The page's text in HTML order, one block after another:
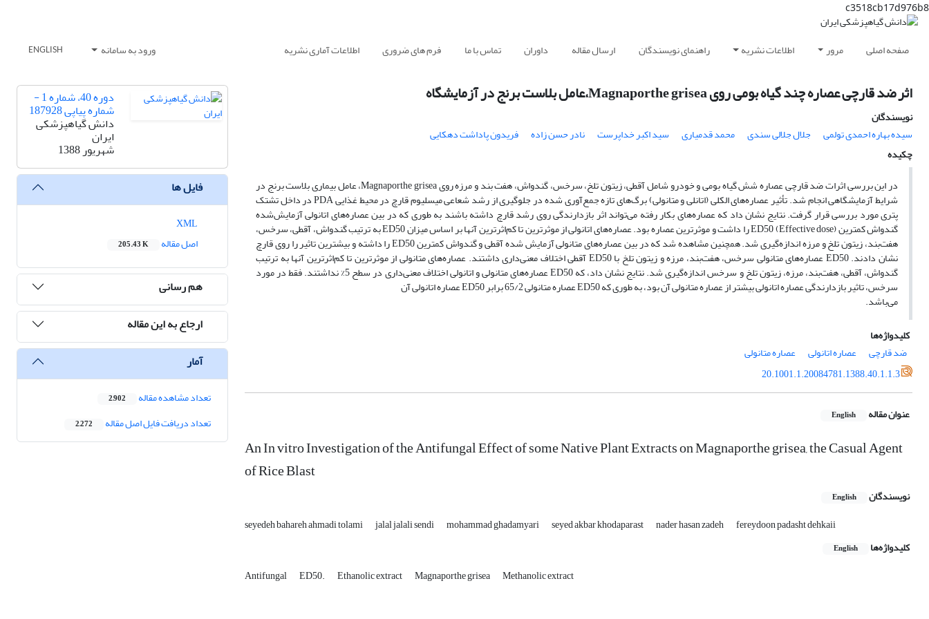
c3518cb17d976b8
صفحه اصلی مرور اطلاعات نشریه راهنمای نویسندگان ارسال مقاله داوران تماس با ما فرم های ضروری اطلاعات آماری نشریه ورود به سامانه ENGLISH
اثر ضد قارچی عصاره چند گیاه بومی روی Magnaporthe grisea،عامل بلاست برنج در آزمایشگاه
نویسندگان
سیده بهاره احمدی تولمی
جلال جلالی سندی محمد قدمیاری سید اکبر خداپرست نادر حسن زاده
فریدون پاداشت دهکایی
چکیده
در این بررسی اثرات‌ ضد قارچی‌ عصاره شش‌ گیاه‌ بومی‌ و خودرو شامل آقطی‌، زیتون‌ تلخ‌، سرخس‌، گندواش‌، هفت بند و مرزه‌ روی‌ Magnaporthe grisea، عامل‌ بیماری‌ بلاست‌ برنج‌ در
شرایط‌ آزمایشگاهی‌ انجام شد. تأثیر عصاره‌های‌ الکلی‌ (اتانلی‌ و متانولی‌) برگ‌های‌ تازه‌ جمع‌آوری‌ شده‌ در جلوگیری‌ از رشد شعاعی ‌میسلیوم‌ قارچ‌ در محیط‌ غذایی‌ PDA در داخل تشتک
پتری مورد بررسی قرار گرفت. نتایج نشان داد که عصاره‌های بکار رفته می‌تواند اثر بازدارندگی روی رشد قارچ داشته باشند به طوری که در بین عصاره‌های اتانولی آزمایش‌شده
گندواش کمترین ED50 (Effective dose) را داشت و موثرترین عصاره بود. عصاره‌های اتانولی از موثرترین تا کم‌اثرترین آنها بر اساس میزان ED50 به ترتیب گندواش، آقطی، سرخس،
هفت‌بند، زیتون تلخ و مرزه اندازه‌گیری شد. همچنین مشاهده شد که در بین عصاره‌های متانولی آزمایش شده آقطی و گندواش کمترین ED50 را داشته و بیشترین تاثیر را روی قارچ
نشان دادند. ED50 عصاره‌های متانولی سرخس، هفت‌بند، مرزه و زیتون تلخ با ED50 آقطی اختلاف معنی‌داری داشتند. عصاره‌های متانولی از موثرترین تا کم‌اثرترین آنها به ترتیب
گندواش، آقطی، هفت‌بند، مرزه، زیتون تلخ و سرخس اندازه‌گیری شد. نتایج نشان داد، که ED50 عصاره‌های متانولی و اتانولی اختلاف معنی‌داری در سطح 5% نداشتند. فقط در مورد
سرخس، تاثیر بازدارندگی عصاره اتانولی بیشتر از عصاره متانولی آن بود، به طوری که ED50 عصاره متانولی 65/2 برابر ED50 عصاره اتانولی آن
می‌باشد.
کلیدواژه‌ها
ضد قارچی
عصاره اتانولی
عصاره متانولی
20.1001.1.20084781.1388.40.1.1.3
عنوان مقاله English
An In vitro Investigation of the Antifungal Effect of some Native Plant Extracts on Magnaporthe grisea, the Casual Agent
of Rice Blast
نویسندگان English
seyedeh bahareh ahmadi tolami jalal jalali sendi mohammad ghadamyari seyed akbar khodaparast nader hasan zadeh
fereydoon padasht dehkaii
کلیدواژه‌ها
English
Antifungal ED50. Ethanolic extract Magnaporthe grisea Methanolic extract
دوره 40، شماره 1 -
شماره پیاپی 187928
دانش گیاهپزشکی
ایران
شهریور 1388
فایل ها
اصل مقاله
205.43 K
هم رسانی
ارجاع به این مقاله
آمار
تعداد مشاهده مقاله 2,902
تعداد دریافت فایل اصل مقاله 2,272